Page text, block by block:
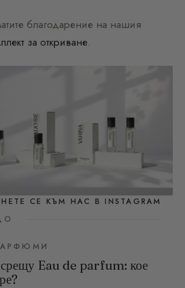
благодарение на нашия
за откриване.
СЕ КЪМ НАС В INSTAGRAM
Eau de parfum: кое